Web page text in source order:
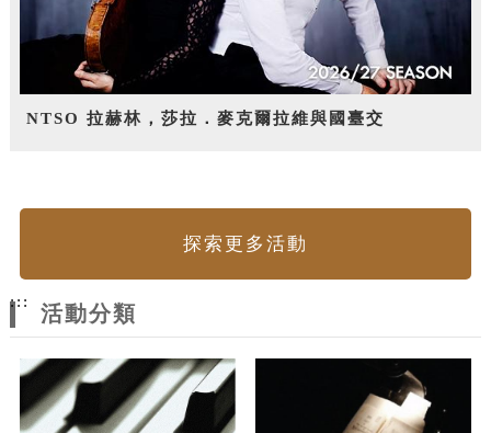
NTSO 拉赫林，莎拉．麥克爾拉維與國臺交
探索更多活動
:::
活動分類